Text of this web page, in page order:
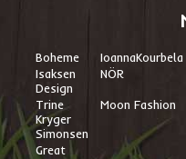
Boheme IoannaKourbela
Isaksen
Design
NÖR
Trine
Kryger
Simonsen
Moon Fashion
Great